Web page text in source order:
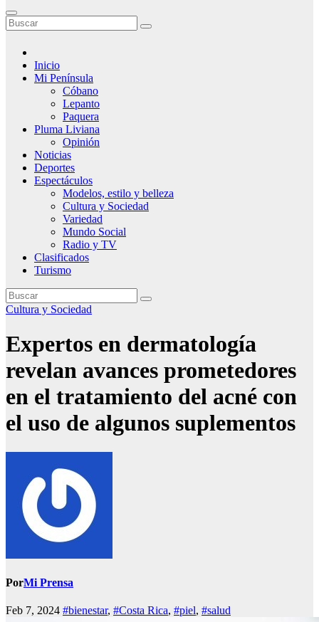
Inicio
Mi Península
Cóbano
Lepanto
Paquera
Pluma Liviana
Opinión
Noticias
Deportes
Espectáculos
Modelos, estilo y belleza
Cultura y Sociedad
Variedad
Mundo Social
Radio y TV
Clasificados
Turismo
Cultura y Sociedad
Expertos en dermatología
revelan avances prometedores
en el tratamiento del acné con
el uso de algunos suplementos
PorMi Prensa
Feb 7, 2024 #bienestar, #Costa Rica, #piel, #salud